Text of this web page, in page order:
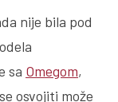
nije bila pod
sa Omegom,
osvojiti može